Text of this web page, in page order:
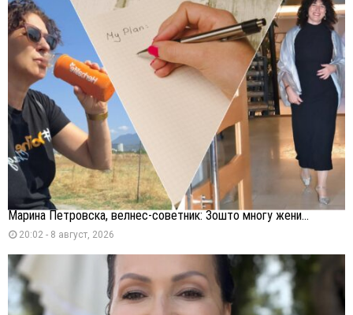
Марина Петровска, велнес-советник: Зошто многу жени...
20:02 - 8 август, 2026